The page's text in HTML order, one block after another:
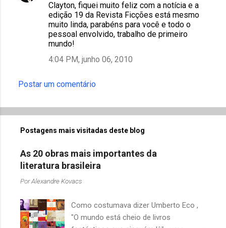
Clayton, fiquei muito feliz com a notícia e a
edição 19 da Revista Ficções está mesmo
muito linda, parabéns para você e todo o
pessoal envolvido, trabalho de primeiro
mundo!
4:04 PM, junho 06, 2010
Postar um comentário
Postagens mais visitadas deste blog
As 20 obras mais importantes da
literatura brasileira
PorAlexandre Kovacs
Como costumava dizer Umberto Eco ,
"O mundo está cheio de livros